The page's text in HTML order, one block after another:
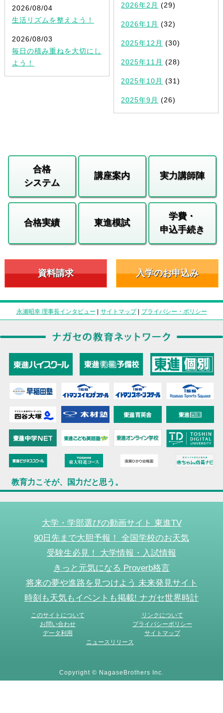
2026/08/04
生活リズムを整えよう！
2026/08/03
毎日の積み重ねを大切にし
よう！
2026年2月 (29)
2026年1月 (32)
2025年12月 (30)
2025年11月 (28)
2025年10月 (31)
2025年9月 (26)
合格
システム
講座案内 実力講師陣
合格実績 東進模試
学費・
申込手続き
資料請求 入学のお申込み
永瀬昭幸 理事長インタビュー | サイトマップ| プライバシー・ポリシー
教育力こそが、国力だと思う。
大学・学部選びの動画サイト 東進TV
90日先まで大胆予報！ 全国学校のお天気
受験生必見！ 大学情報・入試情報
きっと元気になる Proverb格言
将来の夢や進路を見つけよう 未来発見サイト
時刻も天気もイベントも掲載! ナガセ世界時計
このサイトについて
リンクについて
お問い合わせ
プライバシーポリシー
データ利用
サイトマップ
ニュースリリース
Copyright © NagaseBrothers Inc.